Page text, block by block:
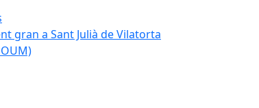
gran a Sant Julià de Vilatorta